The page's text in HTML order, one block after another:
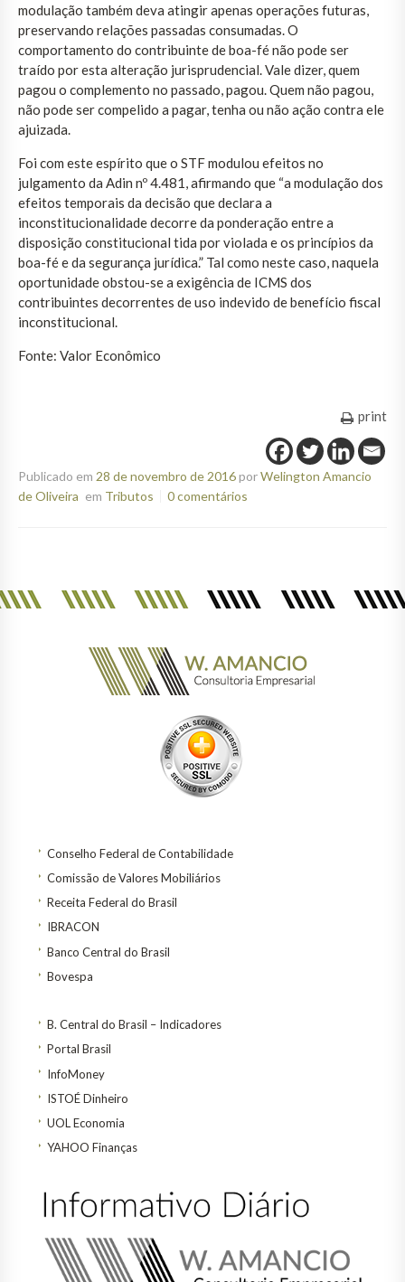
modulação também deva atingir apenas operações futuras,
preservando relações passadas consumadas. O
comportamento do contribuinte de boa-fé não pode ser
traído por esta alteração jurisprudencial. Vale dizer, quem
pagou o complemento no passado, pagou. Quem não pagou,
não pode ser compelido a pagar, tenha ou não ação contra ele
ajuizada.
Foi com este espírito que o STF modulou efeitos no
julgamento da Adin nº 4.481, afirmando que “a modulação dos
efeitos temporais da decisão que declara a
inconstitucionalidade decorre da ponderação entre a
disposição constitucional tida por violada e os princípios da
boa-fé e da segurança jurídica.” Tal como neste caso, naquela
oportunidade obstou-se a exigência de ICMS dos
contribuintes decorrentes de uso indevido de benefício fiscal
inconstitucional.
Fonte: Valor Econômico
print
Publicado em 28 de novembro de 2016porWelington Amancio
de Oliveira em Tributos 0 comentários
Conselho Federal de Contabilidade
Comissão de Valores Mobiliários
Receita Federal do Brasil
IBRACON
Banco Central do Brasil
Bovespa
B. Central do Brasil – Indicadores
Portal Brasil
InfoMoney
ISTOÉ Dinheiro
UOL Economia
YAHOO Finanças